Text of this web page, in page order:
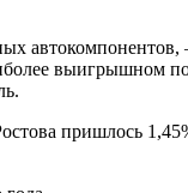
выигрышном
пришлось